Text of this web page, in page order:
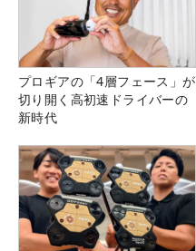
プロギアの「4層フェース」が
切り開く高初速ドライバーの
新時代